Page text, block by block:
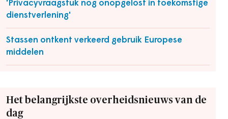
'Privacyvraagstuk nog onopgelost in toekomstige
dienstverlening'
Stassen ontkent verkeerd gebruik Europese
middelen
Het belangrijkste overheidsnieuws van de
dag